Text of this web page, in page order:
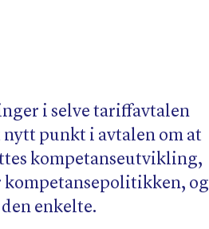
i selve tariffavtalen
punkt i avtalen om at
kompetanseutvikling,
kompetansepolitikken, og
enkelte.